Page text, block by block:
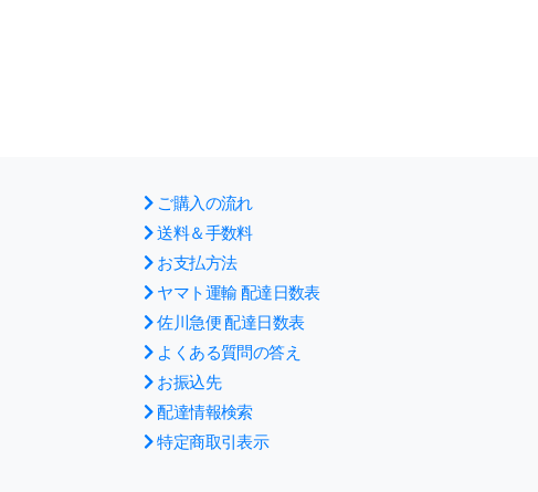
ご購入の流れ
送料＆手数料
お支払方法
ヤマト運輸 配達日数表
佐川急便 配達日数表
よくある質問の答え
お振込先
配達情報検索
特定商取引表示